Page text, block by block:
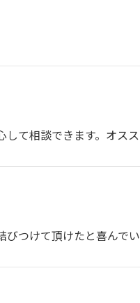
て相談できます。オスス
つけて頂けたと喜んで